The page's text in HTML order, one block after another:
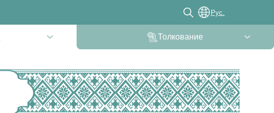
Рус.
Толкование